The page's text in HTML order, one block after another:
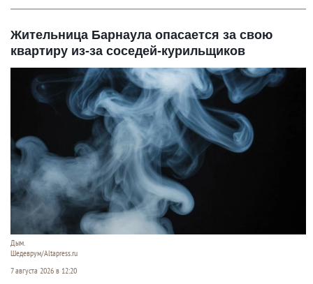
Жительница Барнаула опасается за свою
квартиру из-за соседей-курильщиков
Дым.
Шедеврум/Altapress.ru
7 августа 2026 в 12:20